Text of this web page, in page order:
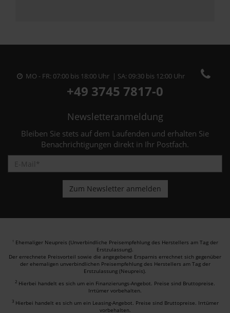
MO - FR: 07:00 bis 18:00 Uhr | SA: 09:30 bis 12:00 Uhr
+49 3745 7817-0
Newsletteranmeldung
Bleiben Sie stets auf dem Laufenden und erhalten Sie
Benachrichtigungen direkt in Ihr Postfach.
1 Ehemaliger Neupreis (Unverbindliche Preisempfehlung des Herstellers am Tag der
Erstzulassung).
Der errechnete Preisvorteil sowie die angegebene Ersparnis errechnet sich gegenüber
der ehemaligen unverbindlichen Preisempfehlung des Herstellers am Tag der
Erstzulassung (Neupreis).
2 Hierbei handelt es sich um ein Finanzierungs-Angebot. Preise sind Bruttopreise.
Irrtümer vorbehalten.
3 Hierbei handelt es sich um ein Leasing-Angebot. Preise sind Bruttopreise. Irrtümer
vorbehalten.